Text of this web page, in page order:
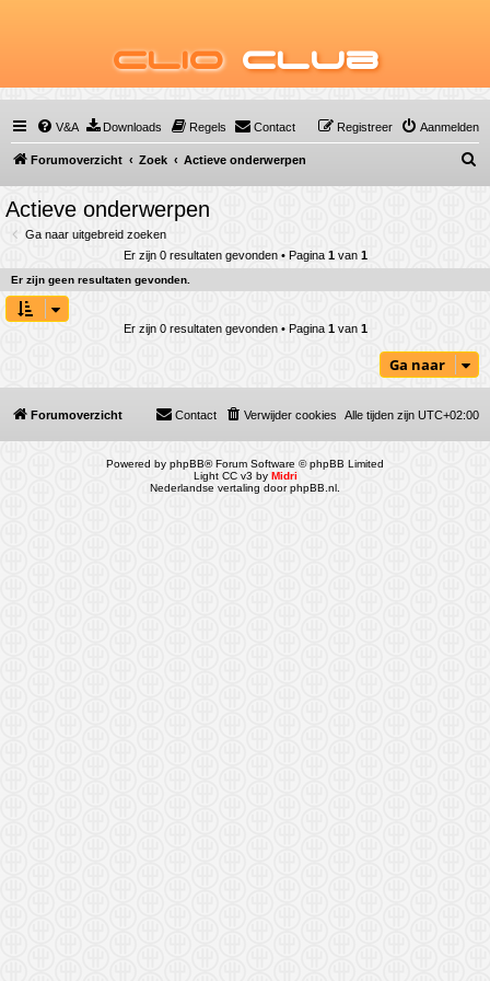
Clio Club
V&A Downloads Regels Contact Aanmelden
Registreer
Forumoverzicht Zoek Actieve onderwerpen
o
Actieve onderwerpen
Ga naar uitgebreid zoeken
Er zijn 0 resultaten gevonden • Pagina 1van 1
Er zijn geen resultaten gevonden.
Er zijn 0 resultaten gevonden • Pagina 1van 1
Ga naar
Forumoverzicht Alle tijden zijn UTC+02:00
Verwijder cookies
Contact
Powered by phpBB® Forum Software © phpBB Limited
Light CC v3 by Midri
Nederlandse vertaling doorphpBB.nl